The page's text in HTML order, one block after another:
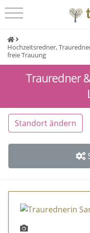
Hochzeitsredner,
freie Trauung
Trauredner
Standort ändern